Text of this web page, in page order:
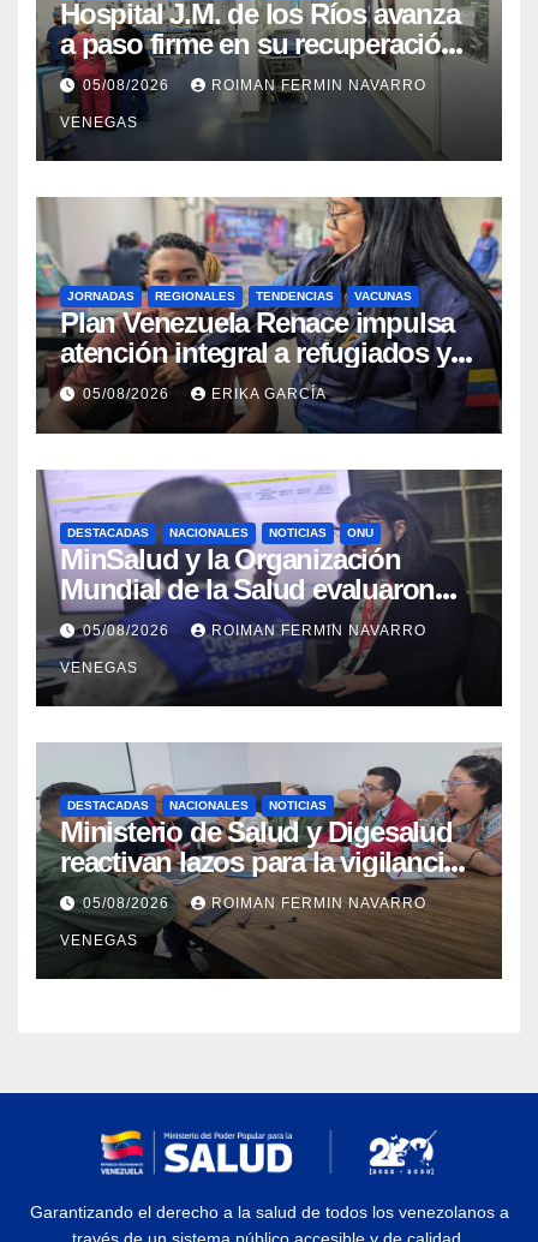
Hospital J.M. de los Ríos avanza
a paso firme en su recuperación
tras los recientes eventos
sísmicos
05/08/2026 ROIMAN FERMIN NAVARRO
VENEGAS
JORNADAS REGIONALES TENDENCIAS VACUNAS
​Plan Venezuela Renace impulsa
atención integral a refugiados y
evaluación de vacunación en
Aragua
05/08/2026 ERIKA GARCÍA
DESTACADAS NACIONALES NOTICIAS ONU
MinSalud y la Organización
Mundial de la Salud evaluaron
propuesta técnica integral en
materia de agua saneamiento e
higiene ante contingencia
sísmica
05/08/2026 ROIMAN FERMIN NAVARRO
VENEGAS
DESTACADAS NACIONALES NOTICIAS
Ministerio de Salud y Digesalud
reactivan lazos para la vigilancia
epidemiológica y el control de
enfermedades
05/08/2026 ROIMAN FERMIN NAVARRO
VENEGAS
Garantizando el derecho a la salud de todos los venezolanos a
través de un sistema público accesible y de calidad.